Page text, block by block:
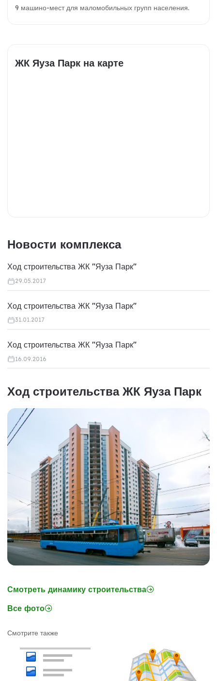
9 машино-мест для маломобильных групп населения.
ЖК Яуза Парк на карте
Новости комплекса
Ход строительства ЖК "Яуза Парк"
29.05.2017
Ход строительства ЖК "Яуза Парк"
31.01.2017
Ход строительства ЖК "Яуза Парк"
16.09.2016
Ход строительства ЖК Яуза Парк
Смотреть динамику строительства
Все фото
Смотрите также